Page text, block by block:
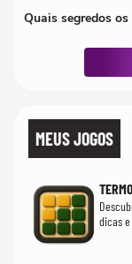
Quais segredos
MEUS JOGOS
TERMO
dicas